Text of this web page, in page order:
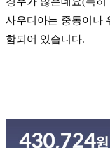
사우디아는 중동이나
함되어 있습니다.